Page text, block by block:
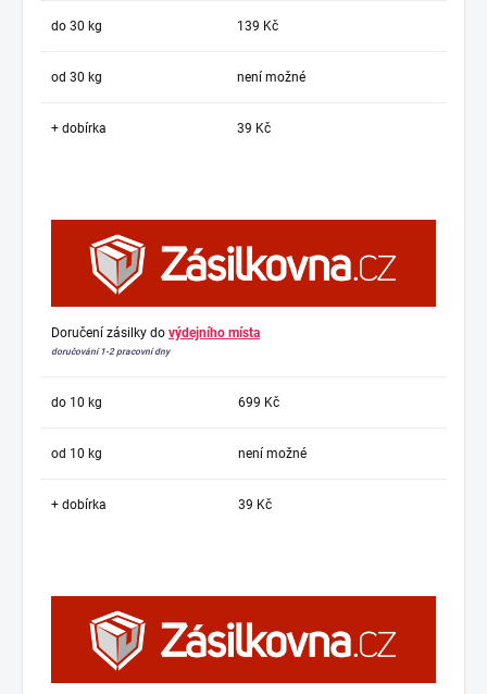
do 30 kg 139 Kč
od 30 kg není možné
+ dobírka 39 Kč
Doručení zásilky do výdejního místa
doručování 1-2 pracovní dny
do 10 kg 699 Kč
od 10 kg není možné
+ dobírka 39 Kč